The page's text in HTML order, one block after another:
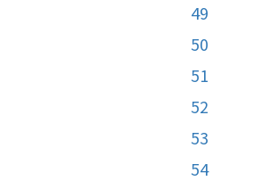
49
50
51
52
53
54